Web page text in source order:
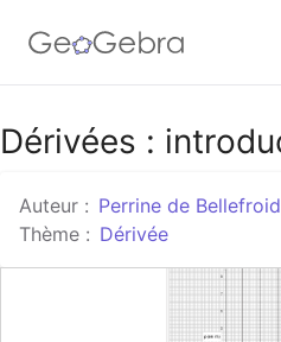
Google Classroom
Classe GeoGebra
Se
Dérivées :
Auteur : Perrine de Bellefroid
Thème : Dérivée